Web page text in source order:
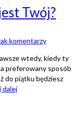
Twój?
komentarzy
wtedy, kiedy ty
preferowany sposób
do piątku będziesz
dalej